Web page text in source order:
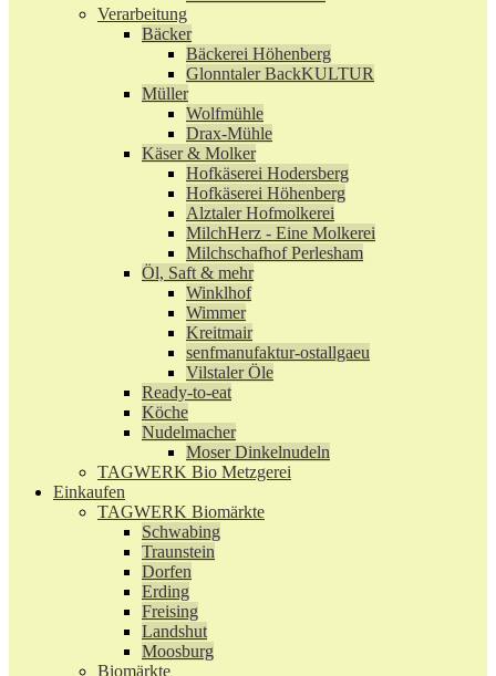
Verarbeitung
Bäcker
Bäckerei Höhenberg
Glonntaler BackKULTUR
Müller
Wolfmühle
Drax-Mühle
Käser & Molker
Hofkäserei Hodersberg
Hofkäserei Höhenberg
Alztaler Hofmolkerei
MilchHerz - Eine Molkerei
Milchschafhof Perlesham
Öl, Saft & mehr
Winklhof
Wimmer
Kreitmair
senfmanufaktur-ostallgaeu
Vilstaler Öle
Ready-to-eat
Köche
Nudelmacher
Moser Dinkelnudeln
TAGWERK Bio Metzgerei
Einkaufen
TAGWERK Biomärkte
Schwabing
Traunstein
Dorfen
Erding
Freising
Landshut
Moosburg
Biomärkte